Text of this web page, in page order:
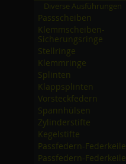
Diverse Ausführungen
Passscheiben
Klemmscheiben-
Sicherungsringe
Stellringe
Klemmringe
Splinten
Klappsplinten
Vorsteckfedern
Spannhülsen
Zylinderstifte
Kegelstifte
Passfedern-Federkeile
Passfedern-Federkeile